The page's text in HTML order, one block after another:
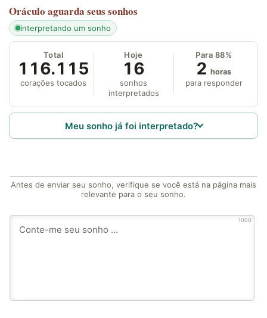
Oráculo aguarda seus sonhos
interpretando um sonho
Total
116.115
corações tocados
Hoje
16
sonhos
interpretados
Para 88%
2 horas
para responder
Meu sonho já foi interpretado?
Antes de enviar seu sonho, verifique se você está na página mais
relevante para o seu sonho.
1000